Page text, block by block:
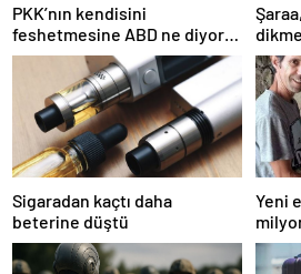
PKK’nın kendisini
feshetmesine ABD ne diyor?
İlk açıklama
Sigaradan kaçtı daha
beterine düştü
Yeni